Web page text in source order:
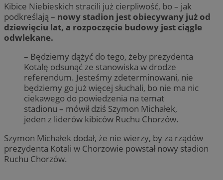
Kibice Niebieskich stracili już cierpliwość, bo – jak
podkreślają – nowy stadion jest obiecywany już od
dziewięciu lat, a rozpoczęcie budowy jest ciągle
odwlekane.
– Będziemy dążyć do tego, żeby prezydenta
Kotalę odsunąć ze stanowiska w drodze
referendum. Jesteśmy zdeterminowani, nie
będziemy go już więcej słuchali, bo nie ma nic
ciekawego do powiedzenia na temat
stadionu – mówił dziś Szymon Michałek,
jeden z liderów kibiców Ruchu Chorzów.
Szymon Michałek dodał, że nie wierzy, by za rządów
prezydenta Kotali w Chorzowie powstał nowy stadion
Ruchu Chorzów.